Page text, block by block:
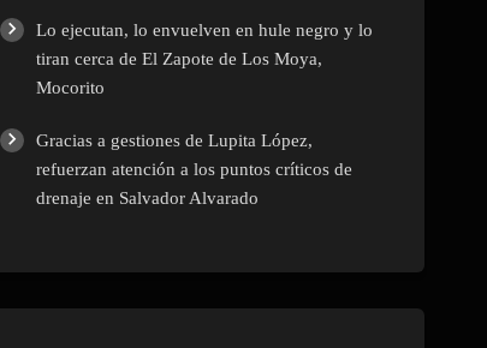
Lo ejecutan, lo envuelven en hule negro y lo
tiran cerca de El Zapote de Los Moya,
Mocorito
Gracias a gestiones de Lupita López,
refuerzan atención a los puntos críticos de
drenaje en Salvador Alvarado